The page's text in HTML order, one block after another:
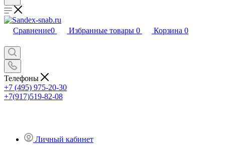
Сравнение0 Избранные товары 0 Корзина 0
Телефоны
+7 (495) 975-20-30
+7(917)519-82-08
Личный кабинет